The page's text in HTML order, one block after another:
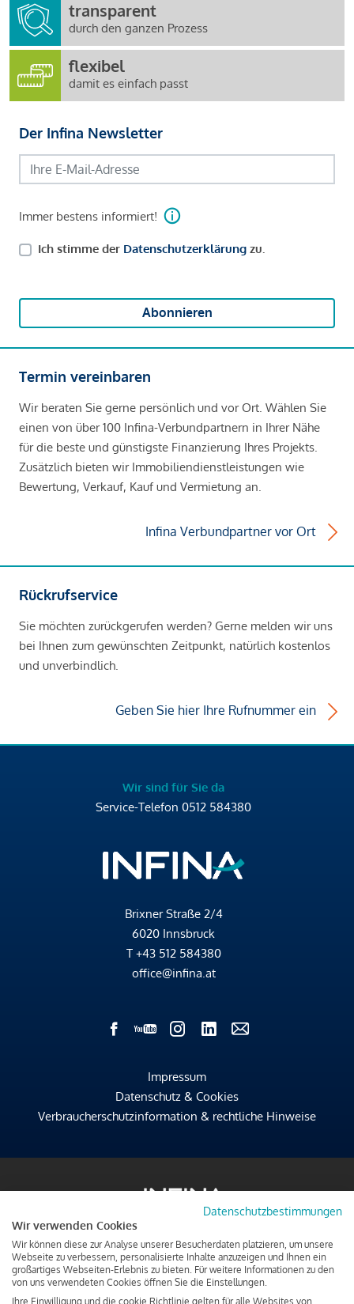
transparent
durch den ganzen Prozess
flexibel
damit es einfach passt
Der Infina Newsletter
Immer bestens informiert!
Ich stimme der Datenschutzerklärung zu.
Abonnieren
Termin vereinbaren
Wir beraten Sie gerne persönlich und vor Ort. Wählen Sie
einen von über 100 Infina-Verbundpartnern in Ihrer Nähe
für die beste und günstigste Finanzierung Ihres Projekts.
Zusätzlich bieten wir Immobiliendienstleistungen wie
Bewertung, Verkauf, Kauf und Vermietung an.
Infina Verbundpartner vor Ort
Rückrufservice
Sie möchten zurückgerufen werden? Gerne melden wir uns
bei Ihnen zum gewünschten Zeitpunkt, natürlich kostenlos
und unverbindlich.
Geben Sie hier Ihre Rufnummer ein
Wir sind für Sie da
Service-Telefon 0512 584380
Brixner Straße 2/4
6020 Innsbruck
T +43 512 584380
office@infina.at
Impressum
Datenschutz & Cookies
Verbraucherschutzinformation & rechtliche Hinweise
Datenschutzbestimmungen
Wir verwenden Cookies
Wir können diese zur Analyse unserer Besucherdaten platzieren, um unsere
Webseite zu verbessern, personalisierte Inhalte anzuzeigen und Ihnen ein
großartiges Webseiten-Erlebnis zu bieten. Für weitere Informationen zu den
von uns verwendeten Cookies öffnen Sie die Einstellungen.
Ihre Einwilligung und die cookie Richtlinie gelten für alle Websites von